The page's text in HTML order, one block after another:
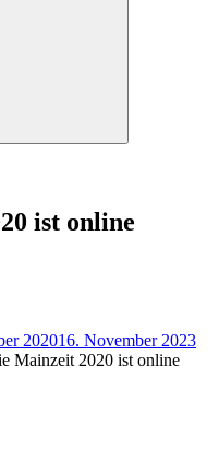
ist online
202016. November 2023
Mainzeit 2020 ist online